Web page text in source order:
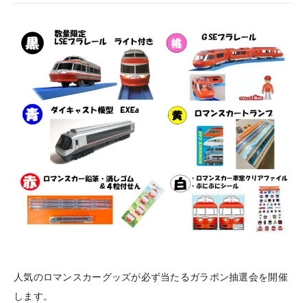
人気のロマンスカーグッズが必ず当たるガラポン抽選会を開催
します。